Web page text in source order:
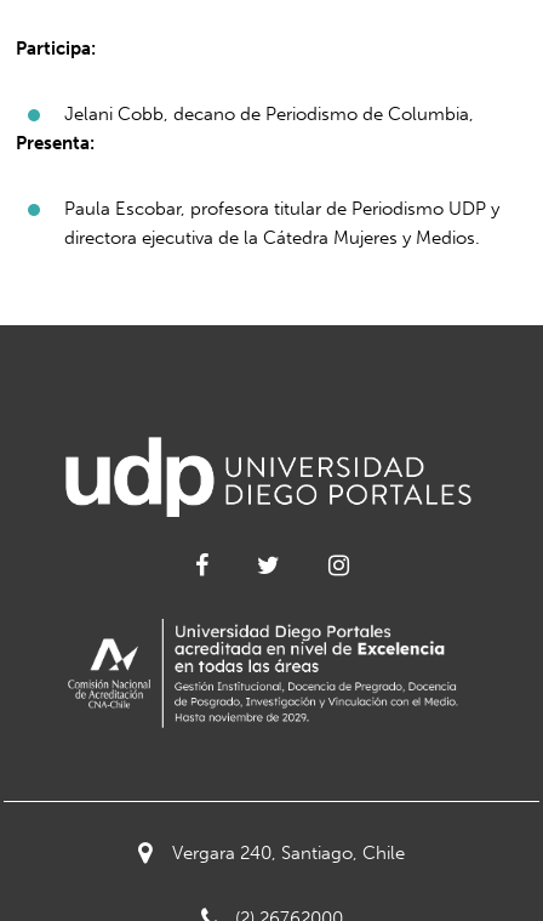
Participa:
Jelani Cobb, decano de Periodismo de Columbia,
Presenta:
Paula Escobar, profesora titular de Periodismo UDP y
directora ejecutiva de la Cátedra Mujeres y Medios.
Vergara 240, Santiago, Chile